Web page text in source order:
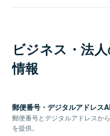
ビジネス・法
情報
郵便番号・デジタルアドレス
郵便番号とデジタルアドレスか
を提供。